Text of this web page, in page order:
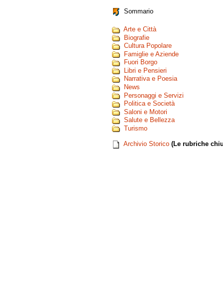
Sommario
Arte e Città
Biografie
Cultura Popolare
Famiglie e Aziende
Fuori Borgo
Libri e Pensieri
Narrativa e Poesia
News
Personaggi e Servizi
Politica e Società
Saloni e Motori
Salute e Bellezza
Turismo
Archivio Storico (Le rubriche